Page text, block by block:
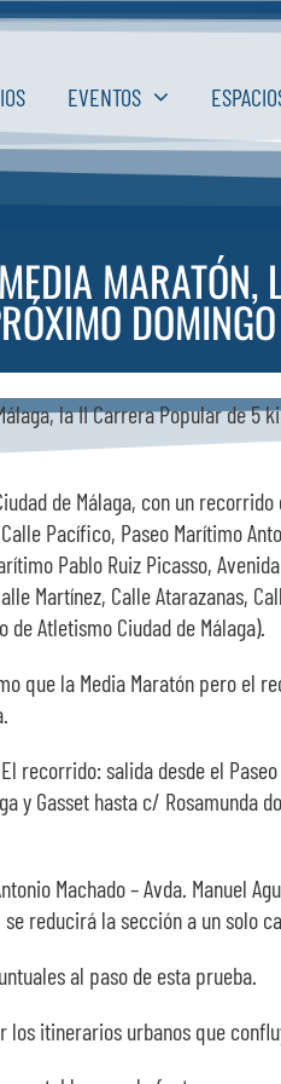
EVENTOS
MARATÓN,
DOMINGO
la II Carrera Popular de 5
de Málaga, con un
Pacífico, Paseo Marítimo
Pablo Ruiz Picasso,
Martínez, Calle Atarazanas,
de Atletismo Ciudad de Málaga).
la Media Maratón pero el
salida desde el
y Gasset hasta c/
Machado – Avda. Manuel
se reducirá la sección a un solo
al paso de esta prueba.
itinerarios urbanos que